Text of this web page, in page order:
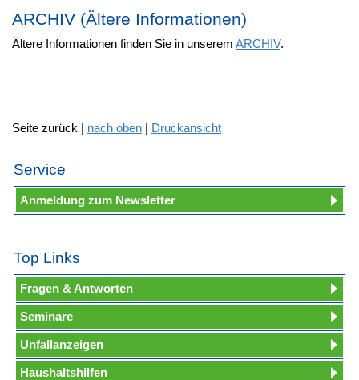
ARCHIV (Ältere Informationen)
Ältere Informationen finden Sie in unserem ARCHIV.
Seite zurück | nach oben | Druckansicht
Service
Anmeldung zum Newsletter
Top Links
Fragen & Antworten
Seminare
Unfallanzeigen
Haushaltshilfen